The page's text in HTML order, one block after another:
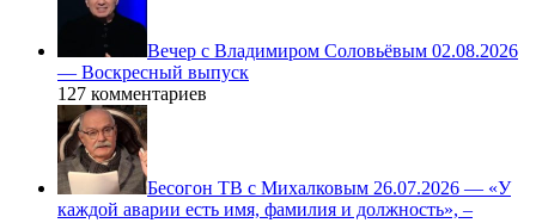
Вечер с Владимиром Соловьёвым 02.08.2026
— Воскресный выпуск
127 комментариев
Бесогон ТВ с Михалковым 26.07.2026 — «У
каждой аварии есть имя, фамилия и должность», –